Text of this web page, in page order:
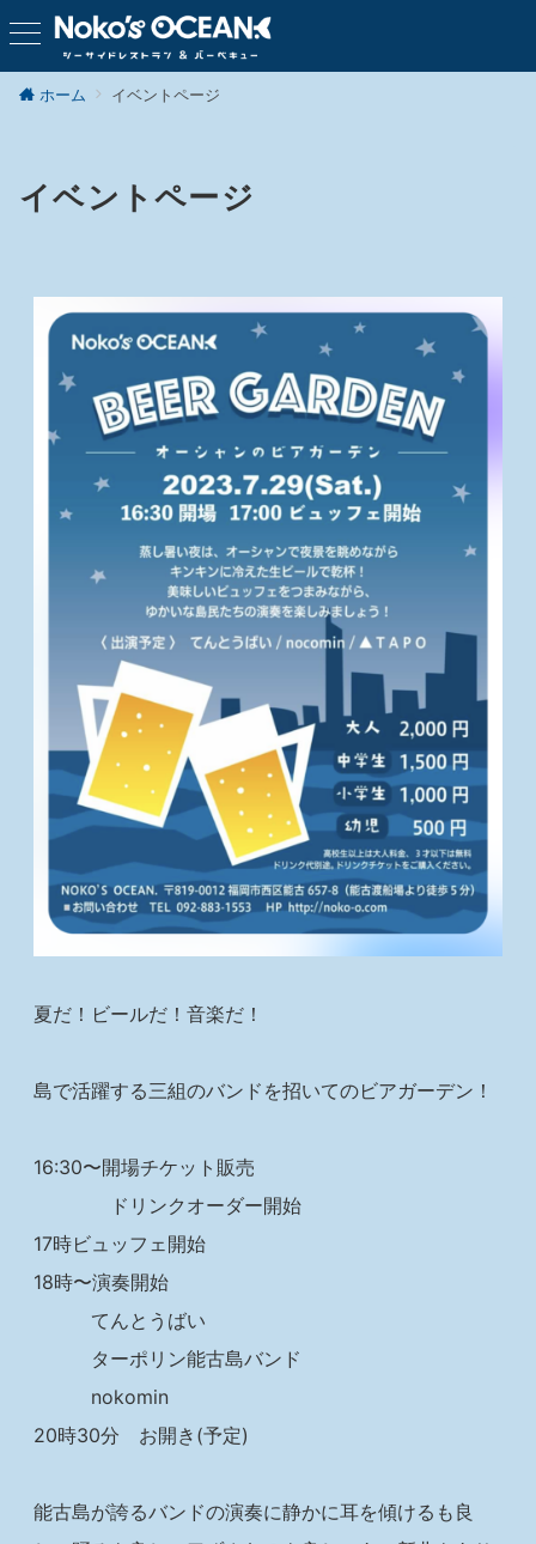
ホーム イベントページ
イベントページ
夏だ！ビールだ！音楽だ！
島で活躍する三組のバンドを招いてのビアガーデン！
16:30〜開場チケット販売
ドリンクオーダー開始
17時ビュッフェ開始
18時〜演奏開始
てんとうばい
ターポリン能古島バンド
nokomin
20時30分 お開き(予定)
能古島が誇るバンドの演奏に静かに耳を傾けるも良